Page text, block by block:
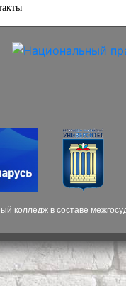
колледж в составе